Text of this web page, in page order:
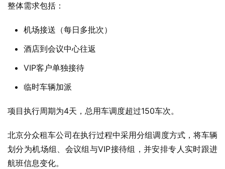
整体需求包括：
机场接送（每日多批次）
酒店到会议中心往返
VIP客户单独接待
临时车辆加派
项目执行周期为4天，总用车调度超过150车次。
北京分众租车公司在执行过程中采用分组调度方式，将车辆
划分为机场组、会议组与VIP接待组，并安排专人实时跟进
航班信息变化。